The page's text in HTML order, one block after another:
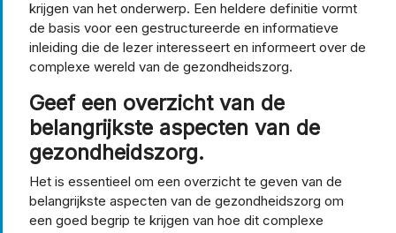
krijgen van het onderwerp. Een heldere definitie vormt
de basis voor een gestructureerde en informatieve
inleiding die de lezer interesseert en informeert over de
complexe wereld van de gezondheidszorg.
Geef een overzicht van de
belangrijkste aspecten van de
gezondheidszorg.
Het is essentieel om een overzicht te geven van de
belangrijkste aspecten van de gezondheidszorg om
een goed begrip te krijgen van hoe dit complexe